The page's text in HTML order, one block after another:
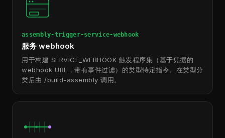
assembly-trigger-service-webhook
服务 webhook
用于构建 SERVICE_WEBHOOK 触发程序集（基于凭据的
webhook URL，带有事件过滤）的类型特定指令。在类型分
类后由 /build-assembly 调用。